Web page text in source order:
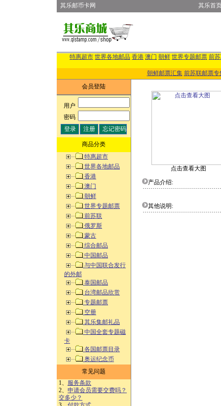
其乐邮币卡网 其乐首
特惠超市 世界各地邮品 香港 澳门 朝鲜 世界专题邮票 前
朝鲜邮票汇集 前苏联邮票专
会员登陆
用户:
密码:
商品分类
特惠超市
世界各地邮品
香港
澳门
朝鲜
世界专题邮票
前苏联
俄罗斯
蒙古
综合邮品
中国邮品
与中国联合发行
的外邮
泰国邮品
台湾邮品欣赏
专题邮票
空册
其乐集邮礼品
中国全套专题磁
卡
各国邮票目录
奥运纪念币
常见问题
1、 服务条款
2、 申请会员需要交费吗？
交多少？
点击查看大图
产品介绍:
其他说明: